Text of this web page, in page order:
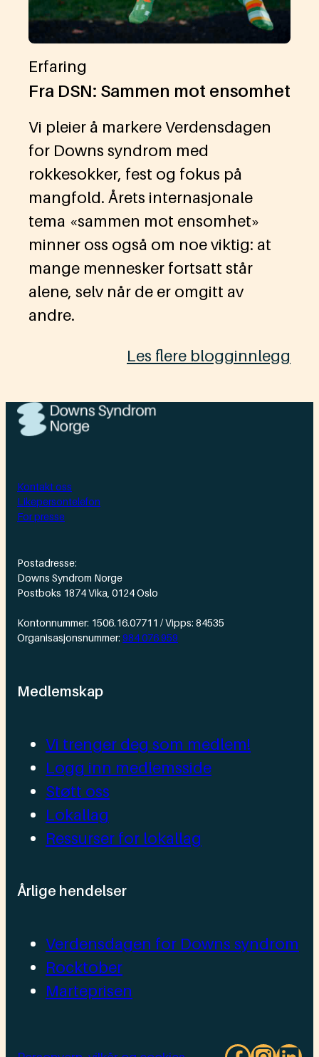
Erfaring
Fra DSN: Sammen mot ensomhet
Vi pleier å markere Verdensdagen
for Downs syndrom med
rokkesokker, fest og fokus på
mangfold. Årets internasjonale
tema «sammen mot ensomhet»
minner oss også om noe viktig: at
mange mennesker fortsatt står
alene, selv når de er omgitt av
andre.
Les flere blogginnlegg
Kontakt oss
Likepersontelefon
For presse
Postadresse:
Downs Syndrom Norge
Postboks 1874 Vika, 0124 Oslo
Kontonnummer: 1506.16.07711 / Vipps: 84535
Organisasjonsnummer: 984 076 959
Medlemskap
Vi trenger deg som medlem!
Logg inn medlemsside
Støtt oss
Lokallag
Ressurser for lokallag
Årlige hendelser
Verdensdagen for Downs syndrom
Rocktober
Marteprisen